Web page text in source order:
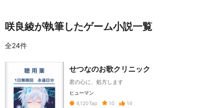
咲良綾が執筆したゲーム小説一覧
全24件
せつなのお歌クリニック
君の心に、処方します
ヒューマン
4,120Tap 10
14